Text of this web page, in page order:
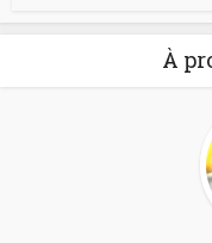
À